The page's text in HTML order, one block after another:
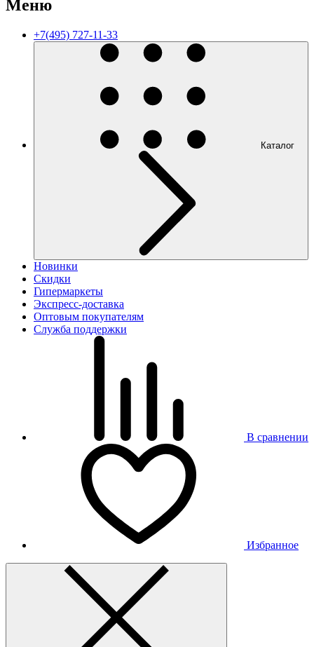
Меню
+7(495) 727-11-33
Каталог
Новинки
Скидки
Гипермаркеты
Экспресс-доставка
Оптовым покупателям
Служба поддержки
В сравнении
Избранное